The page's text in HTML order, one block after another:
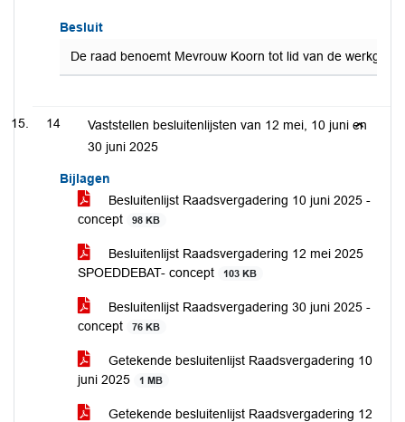
Besluit
De raad benoemt Mevrouw Koorn tot lid van de
14
Vaststellen besluitenlijsten van 12 mei, 10 juni en
30 juni 2025
Bijlagen
Besluitenlijst Raadsvergadering 10 juni 2025 -
concept
98 KB
Besluitenlijst Raadsvergadering 12 mei 2025
SPOEDDEBAT- concept
103 KB
Besluitenlijst Raadsvergadering 30 juni 2025 -
concept
76 KB
Getekende besluitenlijst Raadsvergadering 10
juni 2025
1 MB
Getekende besluitenlijst Raadsvergadering 12